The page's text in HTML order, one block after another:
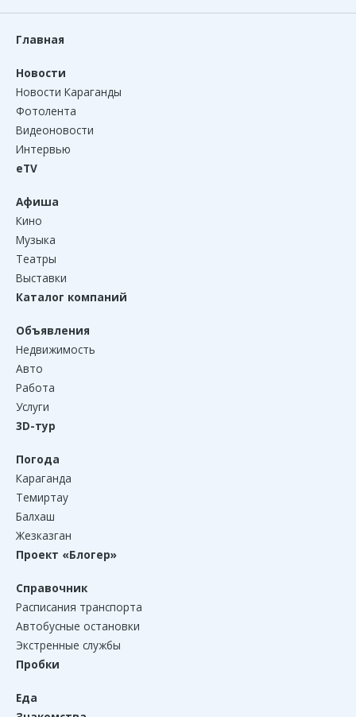
Главная
Новости
Новости Караганды
Фотолента
Видеоновости
Интервью
eTV
Афиша
Кино
Музыка
Театры
Выставки
Каталог компаний
Объявления
Недвижимость
Авто
Работа
Услуги
3D-тур
Погода
Караганда
Темиртау
Балхаш
Жезказган
Проект «Блогер»
Справочник
Расписания транспорта
Автобусные остановки
Экстренные службы
Пробки
Еда